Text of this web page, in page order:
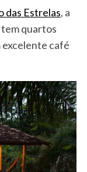
das Estrelas, a
tem quartos
excelente café